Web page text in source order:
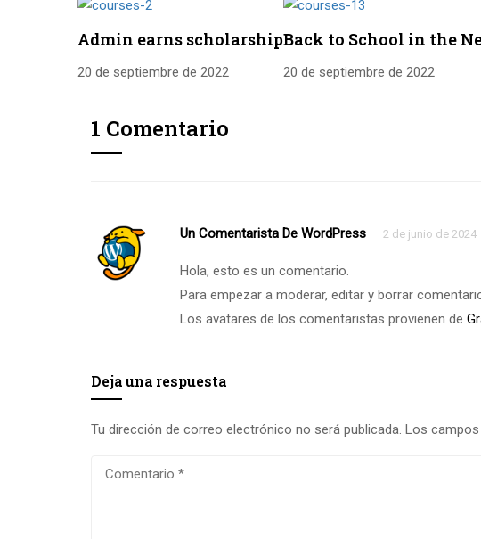
Admin earns scholarship
20 de septiembre de 2022
Back to School in the
20 de septiembre de 2022
1 Comentario
Un Comentarista De WordPress 2 de junio de 2024
Hola, esto es un comentario.
Para empezar a moderar, editar y borrar
Los avatares de los comentaristas provienen de
Deja una respuesta
Tu dirección de correo electrónico no será publicada. Los